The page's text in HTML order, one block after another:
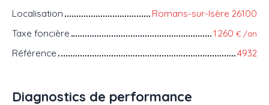
Localisation
Romans-sur-Isère 26100
Taxe foncière
1 260 € /an
Référence 4932
Diagnostics de performance